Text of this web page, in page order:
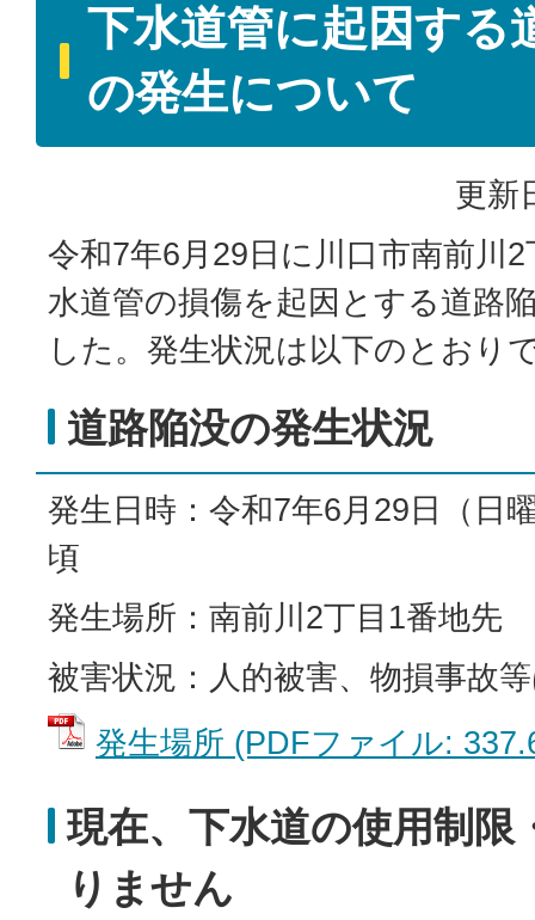
下水道管に起因する
の発生について
更新
令和7年6月29日に川口市南前川
水道管の損傷を起因とする道路
した。発生状況は以下のとおり
道路陥没の発生状況
発生日時：令和7年6月29日（日
頃
発生場所：南前川2丁目1番地先
被害状況：人的被害、物損事故
発生場所 (PDFファイル:
現在、下水道の使用制限
りません